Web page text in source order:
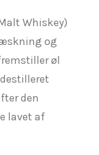
Whiskey)
og
øl
den
lavet af